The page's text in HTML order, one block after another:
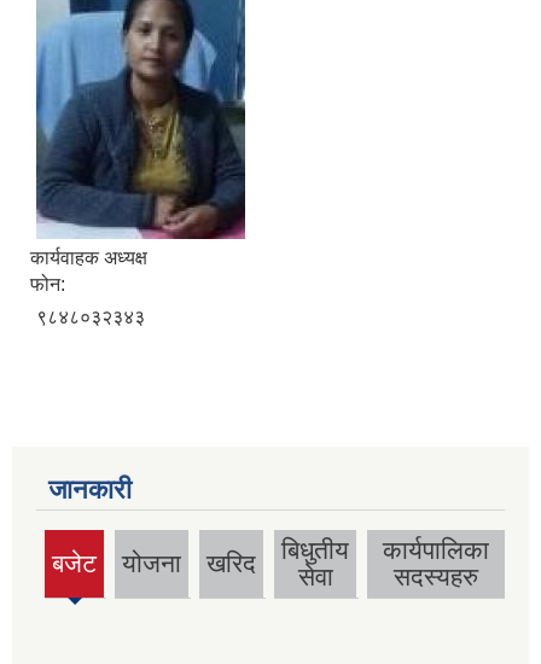
कार्यवाहक अध्यक्ष
फोन:
९८४८०३२३४३
जानकारी
बजेट
(active
tab)
योजना खरिद
बिधुतीय
सेवा
कार्यपालिका
सदस्यहरु